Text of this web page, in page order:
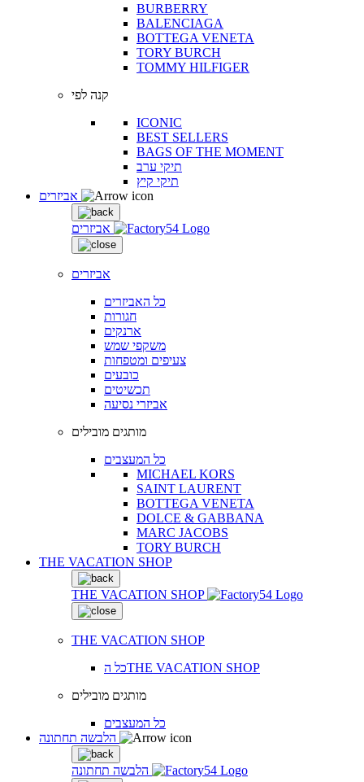
BURBERRY
BALENCIAGA
BOTTEGA VENETA
TORY BURCH
TOMMY HILFIGER
קנה לפי
ICONIC
BEST SELLERS
BAGS OF THE MOMENT
תיקי ערב
תיקי קיץ
אביזרים
אביזרים
כל האביזרים
חגורות
ארנקים
משקפי שמש
צעיפים ומטפחות
כובעים
תכשיטים
אביזרי נסיעה
מותגים מובילים
כל המעצבים
MICHAEL KORS
SAINT LAURENT
BOTTEGA VENETA
DOLCE & GABBANA
MARC JACOBS
TORY BURCH
THE VACATION SHOP
THE VACATION SHOP
THE VACATION SHOP
כל הTHE VACATION SHOP
מותגים מובילים
כל המעצבים
הלבשה תחתונה